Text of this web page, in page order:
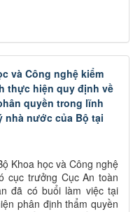
và Công nghệ kiểm
thực hiện quy định về
quyền trong lĩnh
nhà nước của Bộ tại
Khoa học và Công nghệ
cục trưởng Cục An toàn
đã có buổi làm việc tại
phân định thẩm quyền